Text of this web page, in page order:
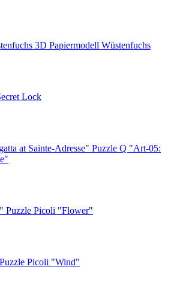
3D Papiermodell Wüstenfuchs
Lock
Puzzle Q "Art-05:
Puzzle Picoli "Flower"
Puzzle Picoli "Wind"